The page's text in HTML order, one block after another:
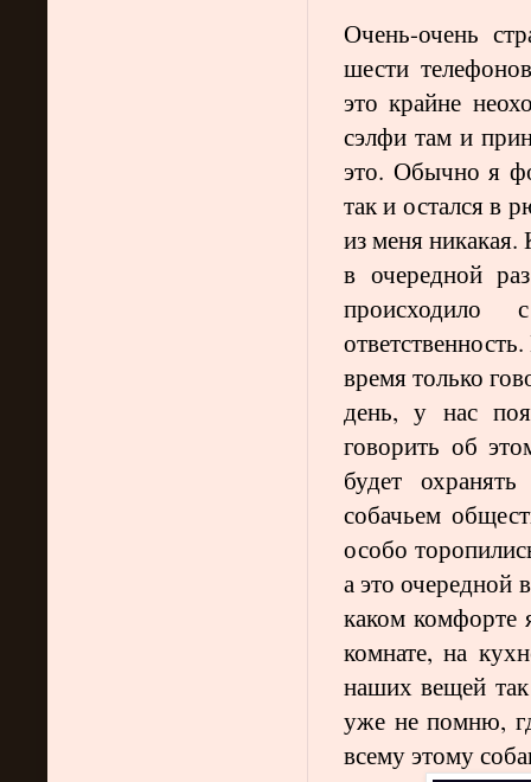
Очень-очень
шести
это крайне
сэлфи там и
это. Обычно я
так и остался в
из меня
в очередной
происходило
время только
день, у нас
говорить об
будет
собачьем
особо
а это очередной
каком
комнате, на
наших вещей
уже не помню,
всему этому